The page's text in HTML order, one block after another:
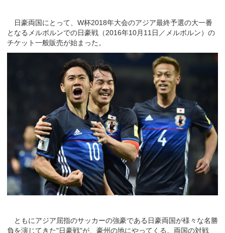
日豪両国にとって、W杯2018年大会のアジア最終予選の大一番
となるメルボルンでの日豪戦（2016年10月11日／メルボルン）の
チケット一般販売が始まった。
ともにアジア屈指のサッカーの強豪である日豪両国が様々な名勝
負を演じてきた"日豪戦"が、豪州の地にやってくる。両国の対戦